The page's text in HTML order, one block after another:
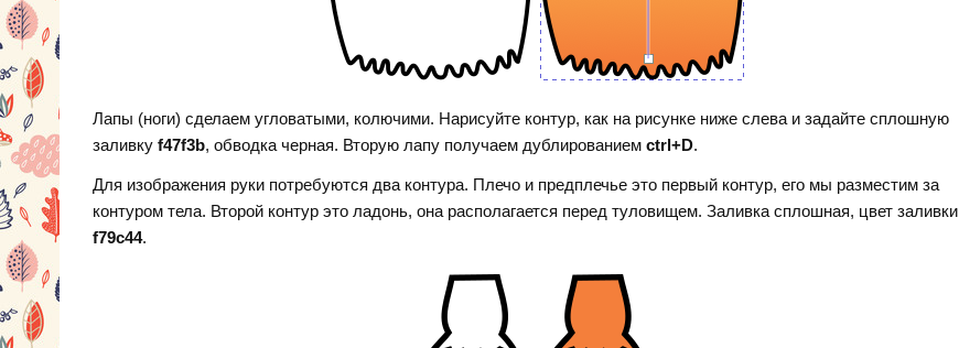
Лапы (ноги) сделаем угловатыми, колючими. Нарисуйте контур, как на рисунке ниже слева и задайте сплошную
заливкуf47f3b, обводка черная. Вторую лапу получаем дублированиемctrl+D.
Для изображения руки потребуются два контура. Плечо и предплечье это первый контур, его мы разместим за
контуром тела. Второй контур это ладонь, она располагается перед туловищем. Заливка сплошная, цвет заливки
f79c44.